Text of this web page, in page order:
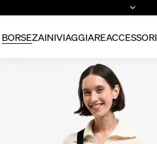
BORSEZAINIVIAGGIAREACCESSORI